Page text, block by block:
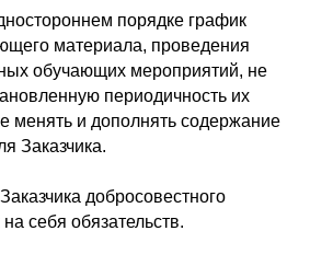
порядке график
материала, проведения
обучающих мероприятий, не
периодичность их
менять и дополнять содержание
Заказчика.
добросовестного
себя обязательств.